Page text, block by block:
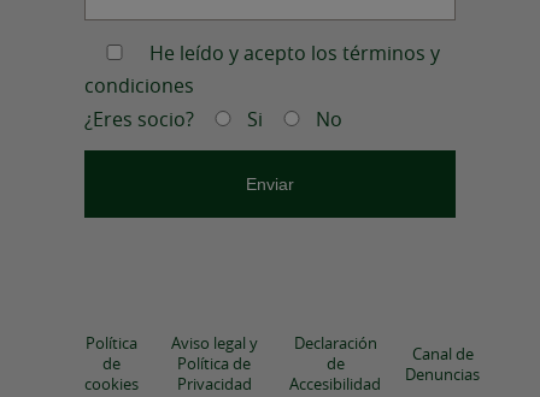
He leído y acepto los términos y
condiciones
¿Eres socio?
Si No
Política
de
cookies
Aviso legal y
Política de
Privacidad
Declaración
de
Accesibilidad
Canal de
Denuncias